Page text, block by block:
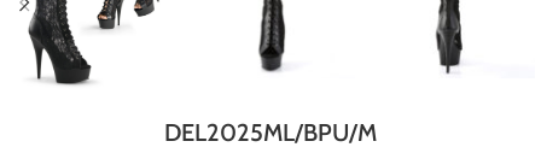
DEL2025ML/BPU/M